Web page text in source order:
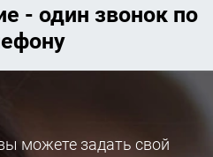
- один звонок по
можете задать свой